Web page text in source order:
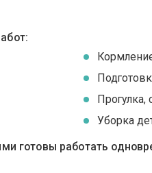
Уборка
готовы работать